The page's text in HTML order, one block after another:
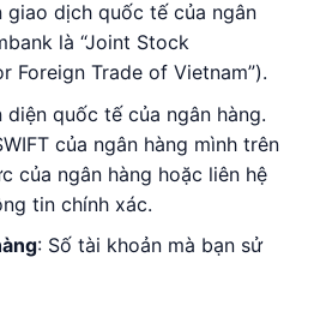
giao dịch quốc tế của ngân
là “Joint Stock
Foreign Trade of Vietnam”).
diện quốc tế của ngân hàng.
của ngân hàng mình trên
của ngân hàng hoặc liên hệ
tin chính xác.
: Số tài khoản mà bạn sử